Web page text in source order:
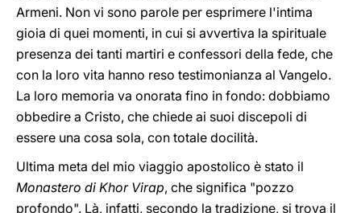
Armeni. Non vi sono parole per esprimere l'intima
gioia di quei momenti, in cui si avvertiva la spirituale
presenza dei tanti martiri e confessori della fede, che
con la loro vita hanno reso testimonianza al Vangelo.
La loro memoria va onorata fino in fondo: dobbiamo
obbedire a Cristo, che chiede ai suoi discepoli di
essere una cosa sola, con totale docilità.
Ultima meta del mio viaggio apostolico è stato il
Monastero di Khor Virap, che significa "pozzo
profondo". Là, infatti, secondo la tradizione, si trova il